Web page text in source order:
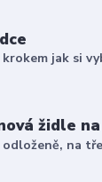
krokem jak si
židle
odloženě, na